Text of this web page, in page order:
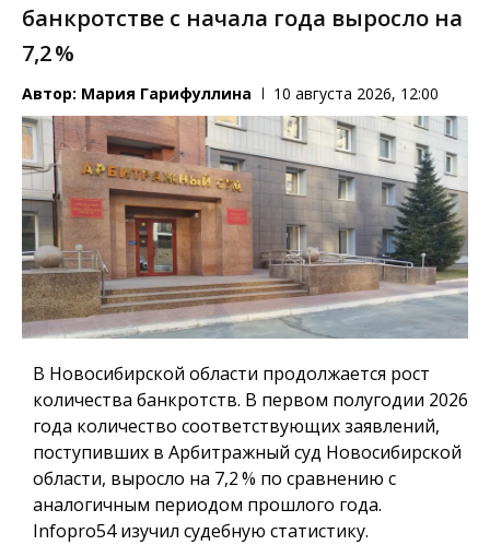
банкротстве с начала года выросло на
7,2 %
Автор: Мария Гарифуллина 10 августа 2026, 12:00
В Новосибирской области продолжается рост
количества банкротств. В первом полугодии 2026
года количество соответствующих заявлений,
поступивших в Арбитражный суд Новосибирской
области, выросло на 7,2 % по сравнению с
аналогичным периодом прошлого года.
Infopro54изучил судебную статистику.